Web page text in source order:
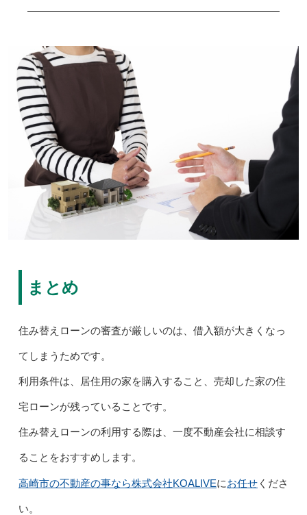
まとめ
住み替えローンの審査が厳しいのは、借入額が大きくなっ
てしまうためです。
利用条件は、居住用の家を購入すること、売却した家の住
宅ローンが残っていることです。
住み替えローンの利用する際は、一度不動産会社に相談す
ることをおすすめします。
高崎市の不動産の事なら株式会社KOALIVEにお任せくださ
い。